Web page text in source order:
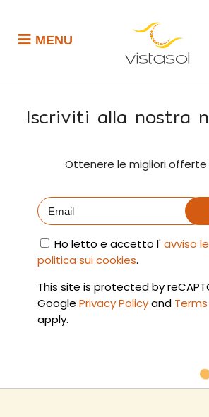
MENU
Iscriviti alla nostra
Ottenere le migliori
Ho letto e accetto l'avviso
politica sui cookies.
This site is protected by
Google Privacy Policyand
apply.